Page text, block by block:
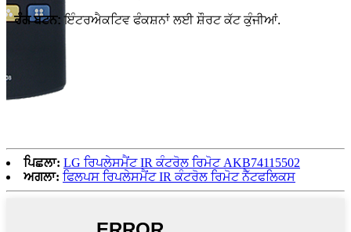
ਰੰਗ ਬਟਨ:ਇੰਟਰਐਕਟਿਵ ਫੰਕਸ਼ਨਾਂ ਲਈ ਸ਼ੌਰਟ ਕੱਟ ਕੁੰਜੀਆਂ.
ਪਿਛਲਾ: LG ਰਿਪਲੇਸਮੈਂਟ IR ਕੰਟਰੋਲ ਰਿਮੋਟ AKB74115502
ਅਗਲਾ: ਫਿਲਪਸ ਰਿਪਲੇਸਮੈਂਟ IR ਕੰਟਰੋਲ ਰਿਮੋਟ ਨੈੱਟਫਲਿਕਸ